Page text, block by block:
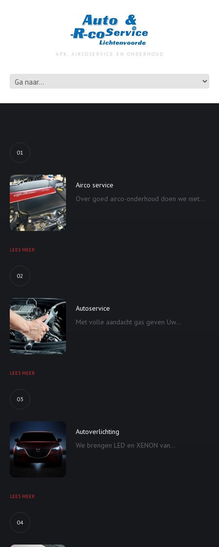
APK, AIRCOSERVICE EN ONDERHOUD
01
Airco service
Over goed airco-onderhoud doen we niet...
LEES MEER
02
Autoservice
Met volle aandacht gas geven Uw...
LEES MEER
03
Autoverlichting
We brengen LED en XENON van...
LEES MEER
04